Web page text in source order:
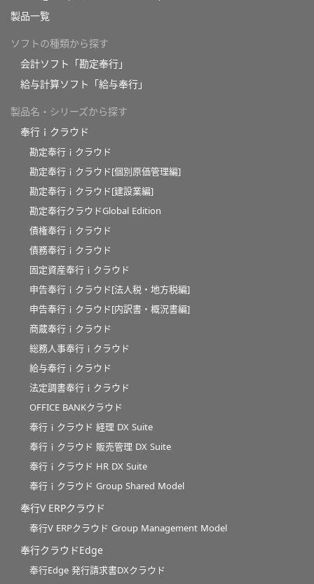
製品一覧
ソフトの種類から探す
会計ソフト「勘定奉行」
給与計算ソフト「給与奉行」
製品名・シリーズから探す
奉行ｉクラウド
勘定奉行ｉクラウド
勘定奉行ｉクラウド[個別原価管理編]
勘定奉行ｉクラウド[建設業編]
勘定奉行クラウドGlobal Edition
債権奉行ｉクラウド
債務奉行ｉクラウド
固定資産奉行ｉクラウド
申告奉行ｉクラウド[法人税・地方税編]
申告奉行ｉクラウド[内訳書・概況書編]
商蔵奉行ｉクラウド
総務人事奉行ｉクラウド
給与奉行ｉクラウド
法定調書奉行ｉクラウド
OFFICE BANKクラウド
奉行ｉクラウド 経理 DX Suite
奉行ｉクラウド 販売管理 DX Suite
奉行ｉクラウド HR DX Suite
奉行ｉクラウド Group Shared Model
奉行V ERPクラウド
奉行V ERPクラウド Group Management Model
奉行クラウドEdge
奉行Edge 発行請求書DXクラウド